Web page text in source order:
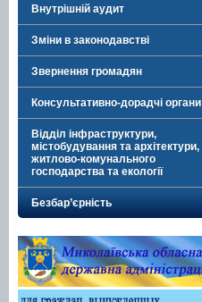
Внутрішній аудит
Зміни в законодавстві
Звернення громадян
Консультативно-дорадчі органи
Відділ інфраструктури,
містобудування та архітектури,
житлово-комунального
господарства та екології
Безбар’єрність